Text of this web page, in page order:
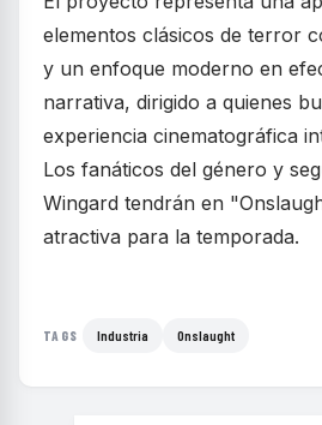
elementos clásicos de terror
y un enfoque moderno en
narrativa, dirigido a quienes
experiencia cinematográfica
Los fanáticos del género y
Wingard tendrán en
atractiva para la temporada.
TAGS Industria Onslaught